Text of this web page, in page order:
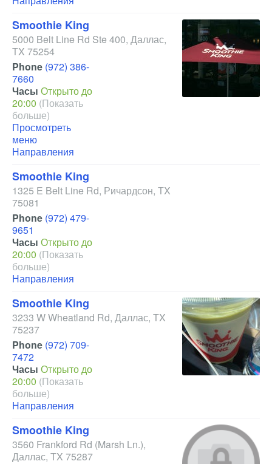
Smoothie King
5000 Belt Line Rd Ste 400, Даллас,
TX 75254
Phone (972) 386-
7660
Часы Открыто до
20:00 (Показать
больше)
Просмотреть
меню
Направления
Smoothie King
1325 E Belt Line Rd, Ричардсон, TX
75081
Phone (972) 479-
9651
Часы Открыто до
20:00 (Показать
больше)
Направления
Smoothie King
3233 W Wheatland Rd, Даллас, TX
75237
Phone (972) 709-
7472
Часы Открыто до
20:00 (Показать
больше)
Направления
Smoothie King
3560 Frankford Rd (Marsh Ln.),
Даллас, TX 75287